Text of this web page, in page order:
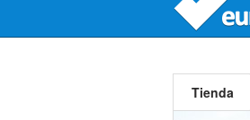
Tienda